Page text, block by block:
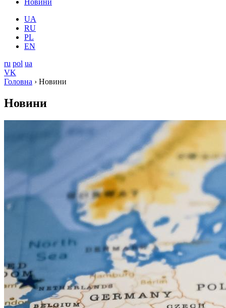
Новини
UA
RU
PL
EN
ru pol ua
VK
Головна › Новини
Новини